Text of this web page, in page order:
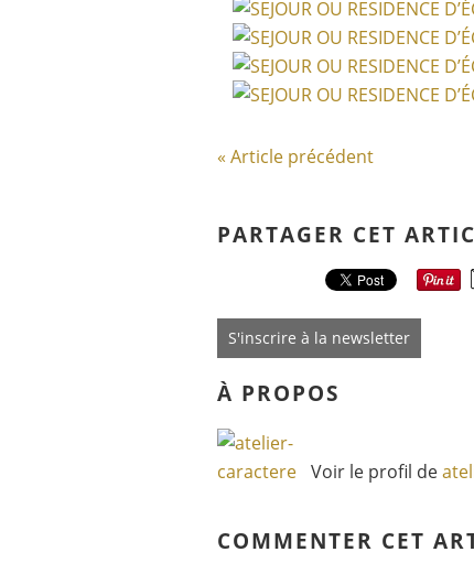
« Article précédent
PARTAGER CET
S'inscrire à la newsletter
À PROPOS
Voir le profil de
COMMENTER CET